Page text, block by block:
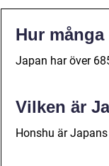
Hur
Japan har över
Vilken är
Honshu är